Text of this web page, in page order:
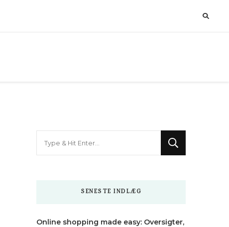
SENESTE INDLÆG
Online shopping made easy: Oversigter,